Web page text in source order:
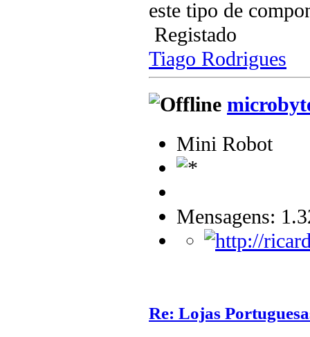
este tipo de
Registado
Tiago Rodrigues
Mini Robot
Mensagens:
Re: Lojas